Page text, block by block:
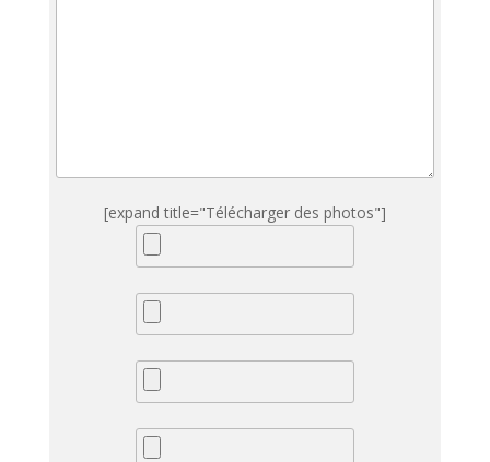
[expand title="Télécharger des photos"]